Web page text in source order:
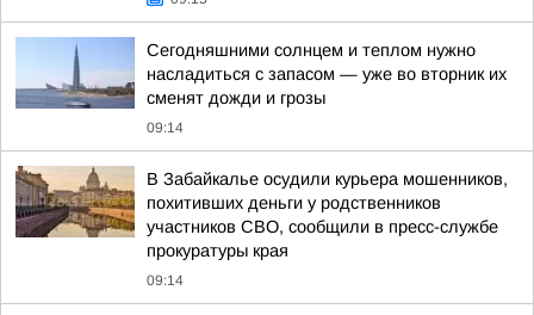
Сегодняшними солнцем и теплом нужно
насладиться с запасом — уже во вторник их
сменят дожди и грозы
09:14
В Забайкалье осудили курьера мошенников,
похитивших деньги у родственников
участников СВО, сообщили в пресс-службе
прокуратуры края
09:14